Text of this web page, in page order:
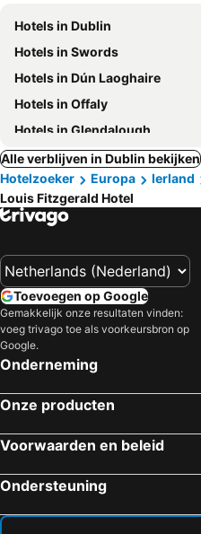
Hotels in Dublin
Hotels in Swords
Hotels in Dún Laoghaire
Hotels in Offaly
Hotels in Glendalough
Alle verblijven in Dublin bekijken
Hotelzoeker
Europa Ierland
Louis Fitzgerald Hotel
Toevoegen op Google
Gemakkelijk onze resultaten vinden:
voeg trivago toe als voorkeursbron op
Google.
Onderneming
Onze producten
Voorwaarden en beleid
Ondersteuning